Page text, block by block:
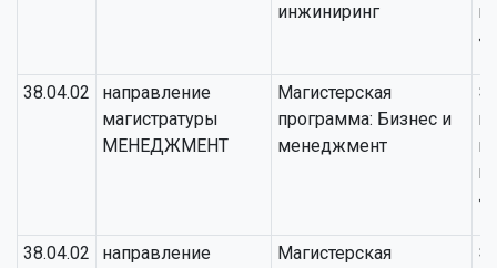
инжиниринг
38.04.02
направление
магистратуры
МЕНЕДЖМЕНТ
Магистерская
программа: Бизнес и
менеджмент
38.04.02
направление
Магистерская